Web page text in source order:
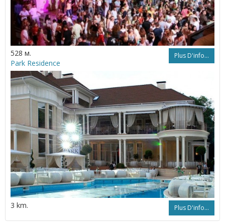
528 м. Plus D'info...
Park Residence
3 km. Plus D'info...